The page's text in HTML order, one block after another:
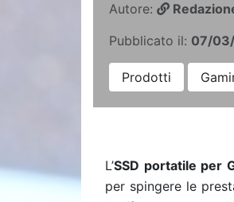
Autore:
Pubblicato il: 07/
Prodotti
L’SSD portatile per
per spingere le